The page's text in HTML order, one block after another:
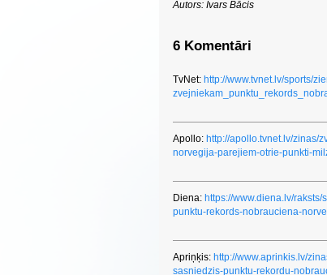
Autors: Ivars Bācis
6 Komentāri
TvNet: http://www.tvnet.lv/sports/
Apollo: http://apollo.tvnet.lv/zinas/
norvegija-parejiem-otrie-punkti-
Diena: https://www.diena.lv/
punktu-rekords-nobrauciena-
Apriņķis: http://www.aprinkis.lv/
sasniedzis-punktu-rekordu-